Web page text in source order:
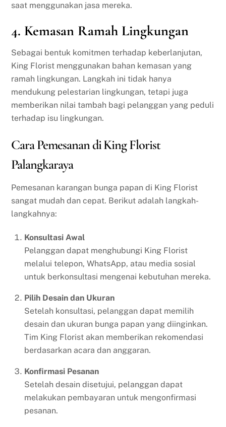
saat menggunakan jasa mereka.
4. Kemasan Ramah Lingkungan
Sebagai bentuk komitmen terhadap keberlanjutan,
King Florist menggunakan bahan kemasan yang
ramah lingkungan. Langkah ini tidak hanya
mendukung pelestarian lingkungan, tetapi juga
memberikan nilai tambah bagi pelanggan yang peduli
terhadap isu lingkungan.
Cara Pemesanan di King Florist
Palangkaraya
Pemesanan karangan bunga papan di King Florist
sangat mudah dan cepat. Berikut adalah langkah-
langkahnya:
Konsultasi Awal
Pelanggan dapat menghubungi King Florist
melalui telepon, WhatsApp, atau media sosial
untuk berkonsultasi mengenai kebutuhan mereka.
Pilih Desain dan Ukuran
Setelah konsultasi, pelanggan dapat memilih
desain dan ukuran bunga papan yang diinginkan.
Tim King Florist akan memberikan rekomendasi
berdasarkan acara dan anggaran.
Konfirmasi Pesanan
Setelah desain disetujui, pelanggan dapat
melakukan pembayaran untuk mengonfirmasi
pesanan.